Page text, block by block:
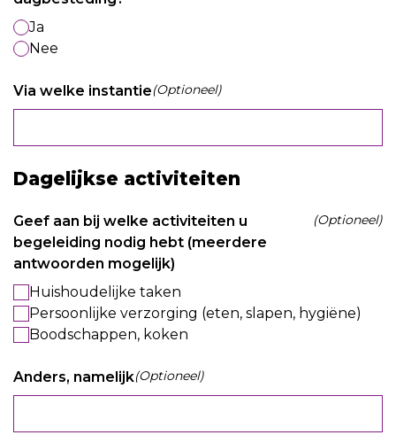
Ja
Nee
Via welke instantie(Optioneel)
Dagelijkse activiteiten
Geef aan bij welke activiteiten u
begeleiding nodig hebt (meerdere
antwoorden mogelijk)
(Optioneel)
Huishoudelijke taken
Persoonlijke verzorging (eten, slapen, hygiëne)
Boodschappen, koken
Anders, namelijk(Optioneel)